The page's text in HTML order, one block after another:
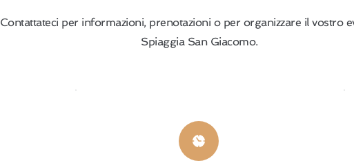
Contattateci per informazioni, prenotazioni o per organizzare il vostro
Spiaggia San Giacomo.